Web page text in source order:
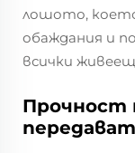
лошото,
обаждания и
всички
Прочност